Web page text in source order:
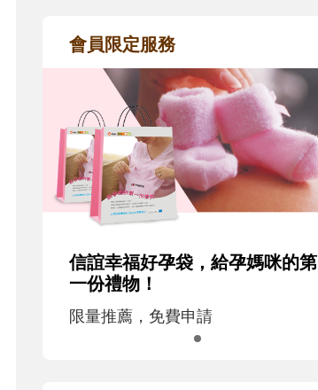
會員限定服務
信誼幸福好孕袋，給孕媽咪的第
一份禮物！
限量推薦，免費申請